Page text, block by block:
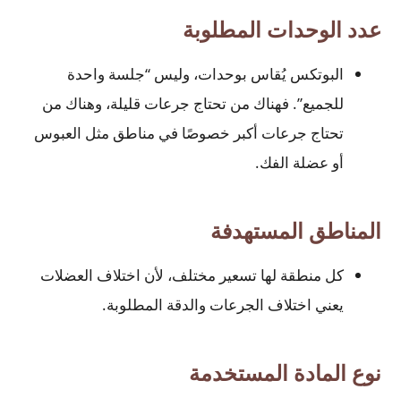
عدد الوحدات المطلوبة
البوتكس يُقاس بوحدات، وليس “جلسة واحدة
للجميع”. فهناك من تحتاج جرعات قليلة، وهناك من
تحتاج جرعات أكبر خصوصًا في مناطق مثل العبوس
أو عضلة الفك.
المناطق المستهدفة
كل منطقة لها تسعير مختلف، لأن اختلاف العضلات
يعني اختلاف الجرعات والدقة المطلوبة.
نوع المادة المستخدمة